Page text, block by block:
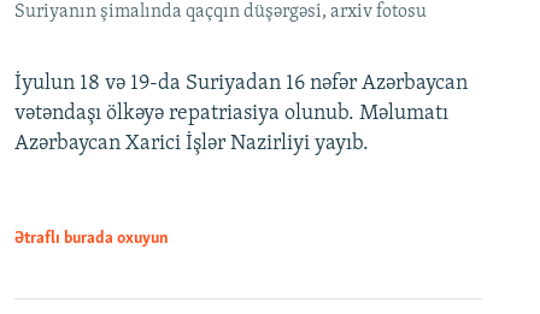
Suriyanın şimalında qaçqın düşərgəsi, arxiv fotosu
İyulun 18 və 19-da Suriyadan 16 nəfər Azərbaycan
vətəndaşı ölkəyə repatriasiya olunub. Məlumatı
Azərbaycan Xarici İşlər Nazirliyi yayıb.
Ətraflı burada oxuyun